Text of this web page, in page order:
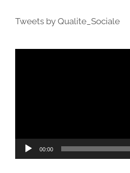
Tweets by Qualite_Sociale
00:00